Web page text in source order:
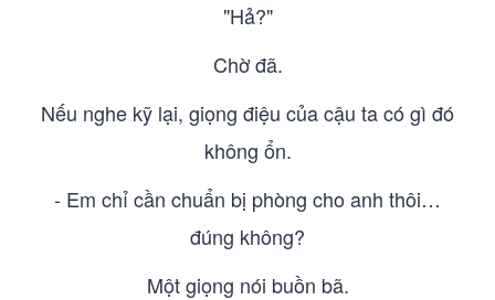
"Hả?"
Chờ đã.
Nếu nghe kỹ lại, giọng điệu của cậu ta có gì đó
không ổn.
- Em chỉ cần chuẩn bị phòng cho anh thôi…
đúng không?
Một giọng nói buồn bã.